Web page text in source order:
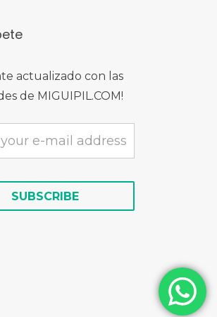
actualizado con las
de MIGUIPIL.COM!